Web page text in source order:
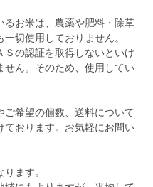
るお米は、農薬や肥料・除草
切使用しておりません。
Ｓの認証を取得しないといけ
せん。そのため、使用してい
希望の個数、送料について
ております。お気軽にお問い
ます。